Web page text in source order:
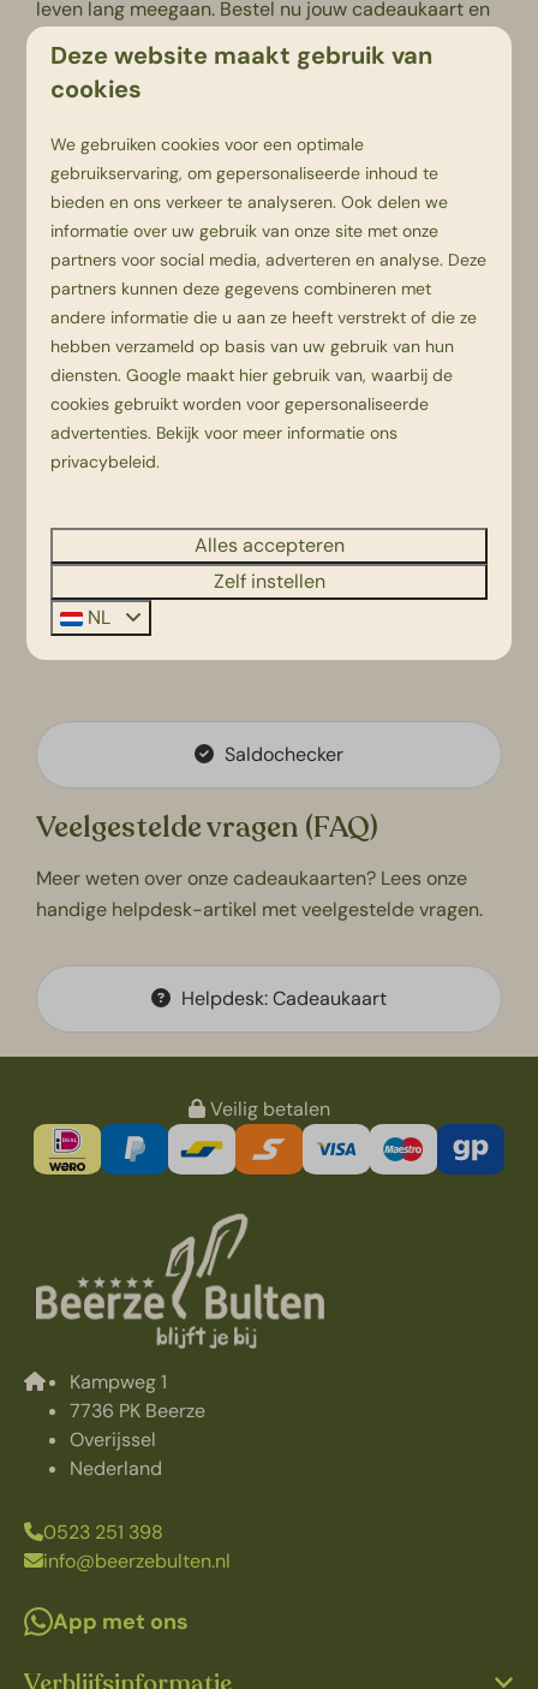
leven lang meegaan. Bestel nu jouw cadeaukaart en
bezorg hen een glimlach die ze nooit zullen vergeten.
Beerze Bulten, waar herinneringen tot leven komen!
Aangetekend verstuurd
Online te koop in onze webshop of persoonlijk
verkrijgbaar bij onze receptie.
Saldochecker
Veelgestelde vragen (FAQ)
Meer weten over onze cadeaukaarten? Lees onze
handige helpdesk-artikel met veelgestelde vragen.
Helpdesk: Cadeaukaart
Veilig betalen
Kampweg 1
7736 PK Beerze
Overijssel
Nederland
0523 251 398
info@beerzebulten.nl
App met ons
Deze website maakt gebruik van
cookies
We gebruiken cookies voor een optimale
gebruikservaring, om gepersonaliseerde inhoud te
bieden en ons verkeer te analyseren. Ook delen we
informatie over uw gebruik van onze site met onze
partners voor social media, adverteren en analyse. Deze
partners kunnen deze gegevens combineren met
andere informatie die u aan ze heeft verstrekt of die ze
hebben verzameld op basis van uw gebruik van hun
diensten.Google maakt hier gebruik van, waarbij de
cookies gebruikt worden voor gepersonaliseerde
advertenties. Bekijk voor meer informatie ons
privacybeleid.
Alles accepteren
Zelf instellen
NL